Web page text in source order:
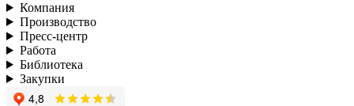
Компания
Производство
Пресс-центр
Работа
Библиотека
Закупки